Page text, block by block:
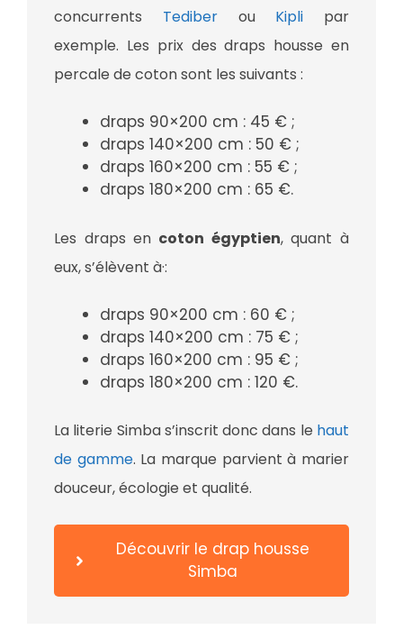
concurrents Tediber ou Kipli par
exemple. Les prix des draps housse en
percale de coton sont les suivants :
draps 90×200 cm : 45 € ;
draps 140×200 cm : 50 € ;
draps 160×200 cm : 55 € ;
draps 180×200 cm : 65 €.
Les draps en coton égyptien, quant à
eux, s’élèvent à·:
draps 90×200 cm : 60 € ;
draps 140×200 cm : 75 € ;
draps 160×200 cm : 95 € ;
draps 180×200 cm : 120 €.
La literie Simba s’inscrit donc dans le haut
de gamme. La marque parvient à marier
douceur, écologie et qualité.
Découvrir le drap housse
Simba